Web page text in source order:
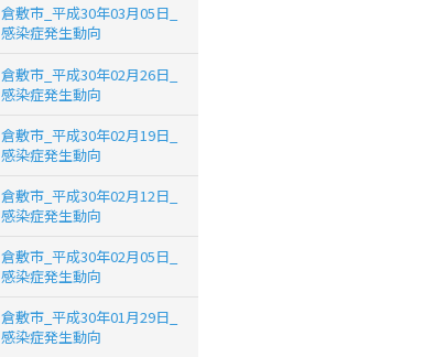
倉敷市_平成30年03月05日_
感染症発生動向
倉敷市_平成30年02月26日_
感染症発生動向
倉敷市_平成30年02月19日_
感染症発生動向
倉敷市_平成30年02月12日_
感染症発生動向
倉敷市_平成30年02月05日_
感染症発生動向
倉敷市_平成30年01月29日_
感染症発生動向